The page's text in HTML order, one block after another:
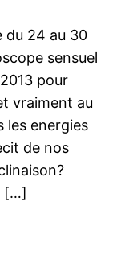
du 24 au 30
sensuel
pour
vraiment au
les energies
de nos
[…]